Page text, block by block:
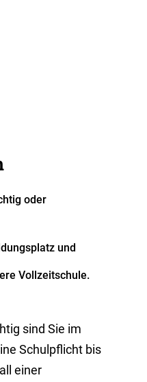
oder
und
Vollzeitschule.
sind Sie im
Schulpflicht bis
einer